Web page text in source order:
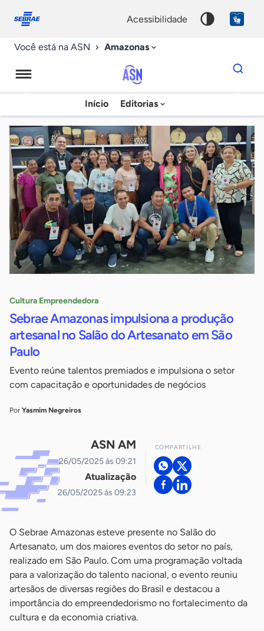
conosco
acessibilidade
Você está na ASN Amazonas
Agência
Sebrae
de
Notícias
Início Editorias
Dados
para
chave
Cultura Empreendedora
Sebrae Amazonas impulsiona a produção
artesanal no Salão do Artesanato em São
Paulo
Evento reúne talentos premiados e impulsiona o setor
com capacitação e oportunidades de negócios
Por Yasmim Negreiros
ASN AM
26/05/2025 às 09:21
Atualização
26/05/2025 às 09:23
COMPARTILHE
O Sebrae Amazonas esteve presente no Salão do
Artesanato, um dos maiores eventos do setor no país,
realizado em São Paulo. Com uma programação voltada
para a valorização do talento nacional, o evento reuniu
artesãos de diversas regiões do Brasil e destacou a
importância do empreendedorismo no fortalecimento da
cultura e da economia criativa.